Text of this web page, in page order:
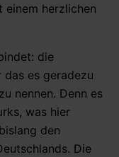
einem herzlichen
die
es geradezu
nennen. Denn es
was hier
den
Die